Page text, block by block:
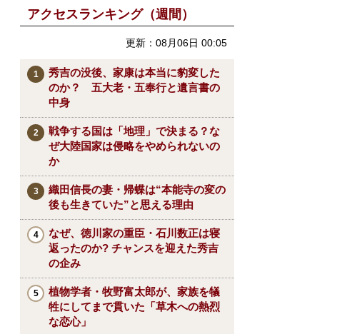
アクセスランキング（週間）
更新：08月06日 00:05
秀吉の没後、家康は本当に豹変した
のか？ 五大老・五奉行と遺言書の
中身
戦争する国は「地理」で決まる？な
ぜ大陸国家は侵略をやめられないの
か
織田信長の妻・帰蝶は“本能寺の変の
後も生きていた”と思える理由
なぜ、徳川家の重臣・石川数正は寝
返ったのか? チャンスを迎えた秀吉
の企み
植物学者・牧野富太郎が、家族を犠
牲にしてまで貫いた「草木への熱烈
な恋心」